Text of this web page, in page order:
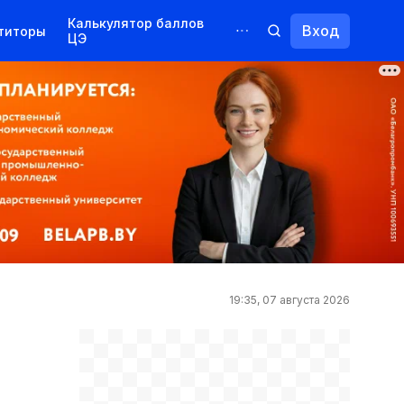
Калькулятор баллов
ЦЭ
Курсы
Переподготовка
Вход
19:35, 07 августа 2026